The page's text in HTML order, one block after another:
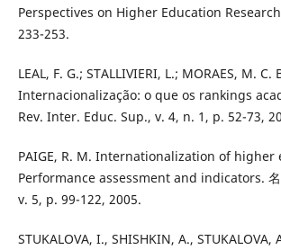
Perspectives on Higher Education
233-253.
LEAL, F. G.; STALLIVIERI, L.; MORAES, M.
Internacionalização: o que os rankings
Rev. Inter. Educ. Sup., v. 4, n. 1, p. 52-73,
PAIGE, R. M. Internationalization of higher
Performance assessment and indicators. 名
v. 5, p. 99-122, 2005.
STUKALOVA, I., SHISHKIN, A., STUKALOVA,